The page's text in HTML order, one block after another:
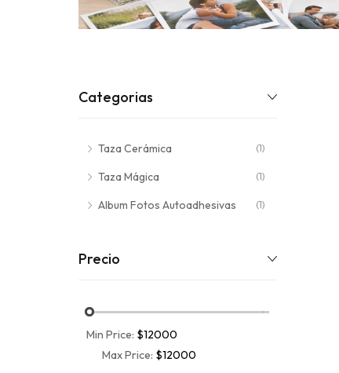
Categorias
Taza Cerámica (1)
Taza Mágica (1)
Album Fotos Autoadhesivas (1)
Precio
Min Price: $12000
Max Price: $12000